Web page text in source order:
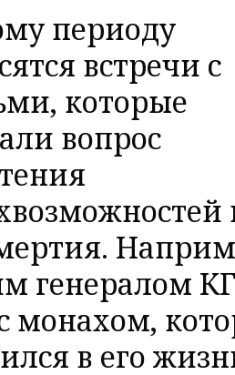
периоду
встречи с
которые
вопрос
генералом
монахом,
в его